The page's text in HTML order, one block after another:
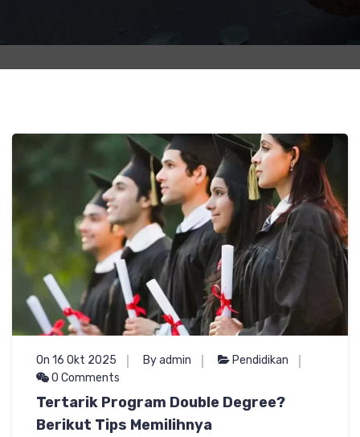
On 16 Okt 2025 By admin
Pendidikan
0 Comments
Tertarik Program Double Degree?
Berikut Tips Memilihnya